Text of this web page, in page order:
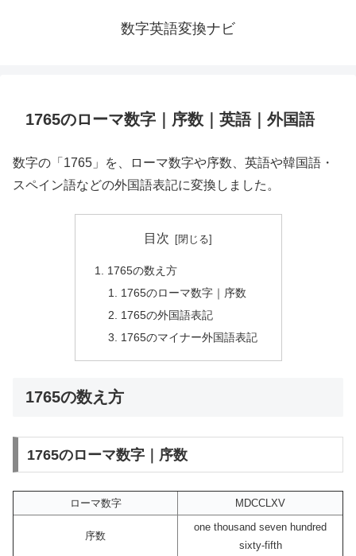
数字英語変換ナビ
1765のローマ数字｜序数｜英語｜外国語
数字の「1765」を、ローマ数字や序数、英語や韓国語・
スペイン語などの外国語表記に変換しました。
目次
1765の数え方
1765のローマ数字｜序数
1765の外国語表記
1765のマイナー外国語表記
1765の数え方
1765のローマ数字｜序数
ローマ数字 MDCCLXV
序数
one thousand seven hundred
sixty-fifth